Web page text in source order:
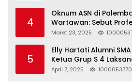
4
Oknum ASN di
Wartawan: Sebut
Seharga 2 Liter Bensin,
Maret 23, 2025
5
Elly Hartati Alumni
Ketua Grup S 4
Silaturahmi
April 7, 2025